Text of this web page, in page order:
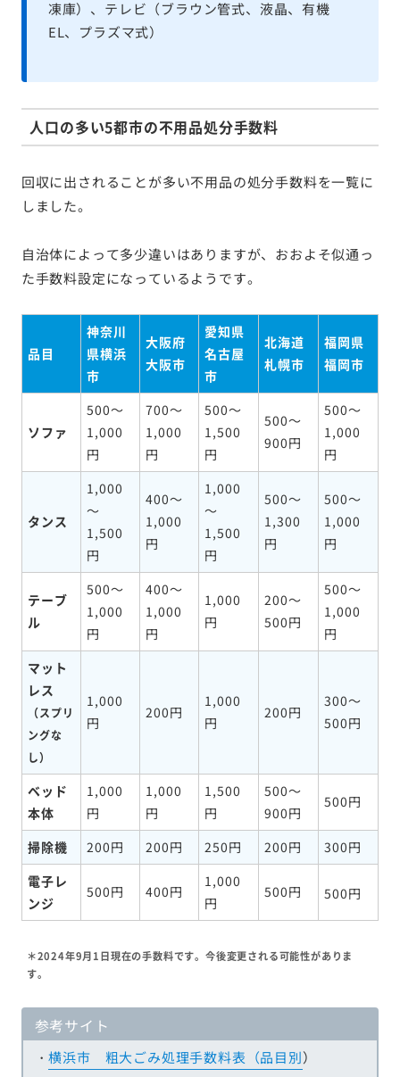
凍庫）、テレビ（ブラウン管式、液晶、有機
EL、プラズマ式）
人口の多い5都市の不用品処分手数料
回収に出されることが多い不用品の処分手数料を一覧に
しました。
自治体によって多少違いはありますが、おおよそ似通っ
た手数料設定になっているようです。
品目
神奈川
県横浜
市
大阪府
大阪市
愛知県
名古屋
市
北海道
札幌市
福岡県
福岡市
ソファ
500～
1,000
円
700～
1,000
円
500～
1,500
円
500～
900円
500～
1,000
円
タンス
1,000
～
1,500
円
400～
1,000
円
1,000
～
1,500
円
500～
1,300
円
500～
1,000
円
テーブ
ル
500～
1,000
円
400～
1,000
円
1,000
円
200～
500円
500～
1,000
円
マット
レス
（スプリ
ングな
し）
1,000
円
200円
1,000
円
200円
300～
500円
ベッド
本体
1,000
円
1,000
円
1,500
円
500～
900円
500円
掃除機 200円 200円 250円 200円
300円
電子レ
ンジ
500円 400円
1,000
円
500円 500円
＊2024年9月1日現在の手数料です。今後変更される可能性がありま
す。
参考サイト
・横浜市 粗大ごみ処理手数料表（品目別）